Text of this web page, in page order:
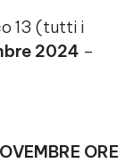
13 (tutti i
2024 –
ORE